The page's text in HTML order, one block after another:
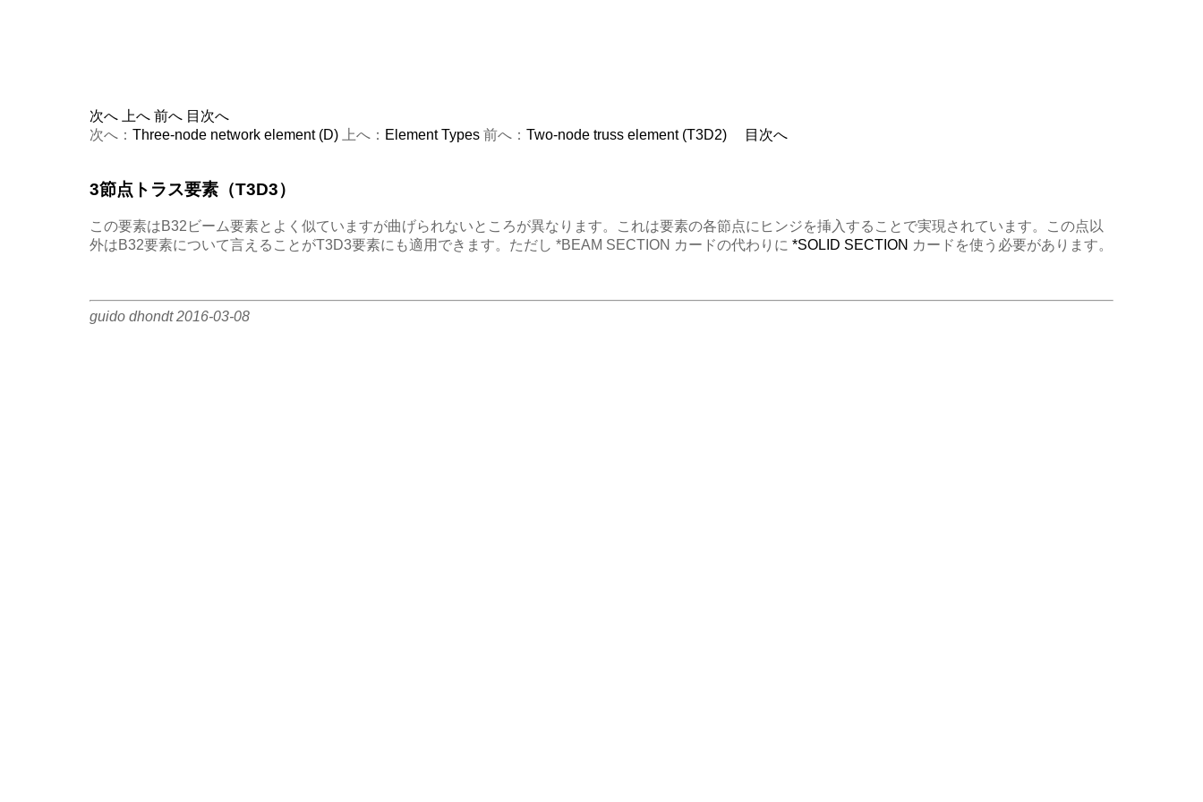
次へ 上へ 前へ 目次へ
次へ： Three-node network element (D) 上へ： Element Types 前へ： Two-node truss element (T3D2) 目次へ
3節点トラス要素（T3D3）
この要素はB32ビーム要素とよく似ていますが曲げられないところが異なります。これは要素の各節点にヒンジを挿入することで実現されています。この点以
外はB32要素について言えることがT3D3要素にも適用できます。ただし *BEAM SECTION カードの代わりに *SOLID SECTION カードを使う必要があります。
guido dhondt 2016-03-08